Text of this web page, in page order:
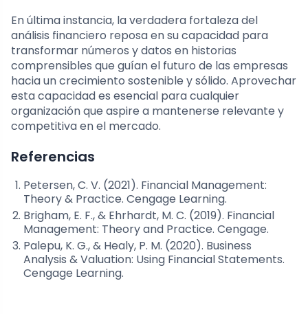
En última instancia, la verdadera fortaleza del
análisis financiero reposa en su capacidad para
transformar números y datos en historias
comprensibles que guían el futuro de las empresas
hacia un crecimiento sostenible y sólido. Aprovechar
esta capacidad es esencial para cualquier
organización que aspire a mantenerse relevante y
competitiva en el mercado.
Referencias
Petersen, C. V. (2021). Financial Management:
Theory & Practice. Cengage Learning.
Brigham, E. F., & Ehrhardt, M. C. (2019). Financial
Management: Theory and Practice. Cengage.
Palepu, K. G., & Healy, P. M. (2020). Business
Analysis & Valuation: Using Financial Statements.
Cengage Learning.